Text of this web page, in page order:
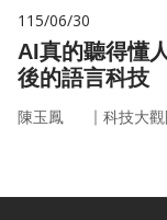
115/06/30
AI真的聽得懂
後的語言科技
陳玉鳳 ｜ 科技大